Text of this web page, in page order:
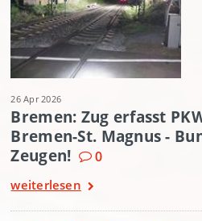
26 Apr 2026
Bremen: Zug erfasst
Bremen-St. Magnus -
Zeugen!
0
weiterlesen